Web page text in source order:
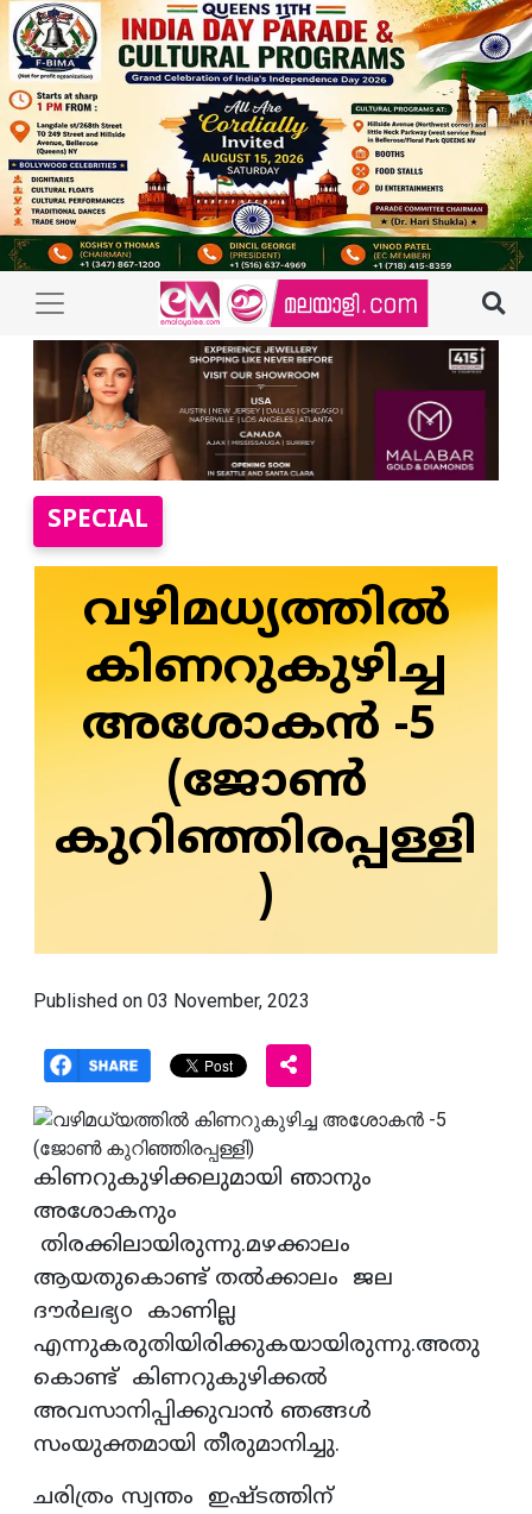
SPECIAL
വഴിമധ്യത്തിൽ
കിണറുകുഴിച്ച
അശോകൻ -5
(ജോൺ
കുറിഞ്ഞിരപ്പള്ളി
)
Published on 03 November, 2023
കിണറുകുഴിക്കലുമായി ഞാനും
അശോകനും
തിരക്കിലായിരുന്നു.മഴക്കാലം
ആയതുകൊണ്ട് തൽക്കാലം ജല
ദൗർലഭ്യ൦ കാണില്ല
എന്നുകരുതിയിരിക്കുകയായിരുന്നു.അതു
കൊണ്ട് കിണറുകുഴിക്കൽ
അവസാനിപ്പിക്കുവാൻ ഞങ്ങൾ
സംയുക്തമായി തീരുമാനിച്ചു.
ചരിത്രം സ്വന്തം ഇഷ്ടത്തിന്